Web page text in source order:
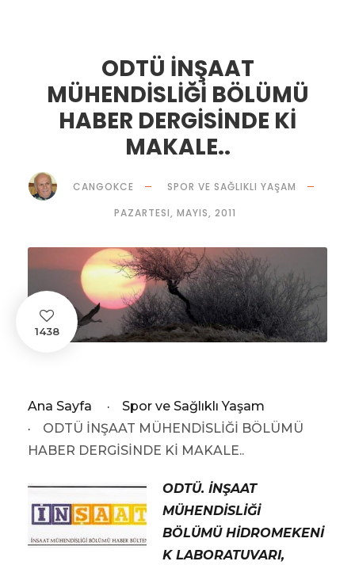
ODTÜ İNŞAAT
MÜHENDİSLİĞİ BÖLÜMÜ
HABER DERGİSİNDE Kİ
MAKALE..
CANGOKCE
SPOR VE SAĞLIKLI YAŞAM
PAZARTESI, MAYIS, 2011
1438
Ana Sayfa ·
Spor ve Sağlıklı Yaşam
·
ODTÜ İNŞAAT MÜHENDİSLİĞİ BÖLÜMÜ
HABER DERGİSİNDE Kİ MAKALE..
ODTÜ. İNŞAAT
MÜHENDİSLİĞİ
BÖLÜMÜ HİDROMEKENİ
K LABORATUVARI,